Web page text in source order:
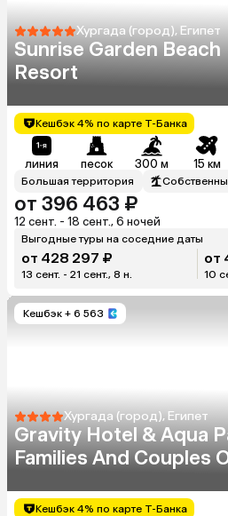
Хургада (город), Египет
Sunrise Garden Beach
Resort
Кешбэк 4% по карте Т-Банка
линия песок 300 м 15 км
Большая территория
от 396 463 ₽
12 сент. - 18 сент., 6 ночей
Выгодные туры на соседние даты
от 428 297 ₽
13 сент. - 21 сент., 8 н.
от
10
Кешбэк + 6 563
Хургада (город), Египет
Gravity Hotel & Aqua
Families And Couples
Кешбэк 4% по карте Т-Банка